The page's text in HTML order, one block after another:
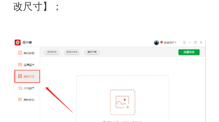
改尺寸】；